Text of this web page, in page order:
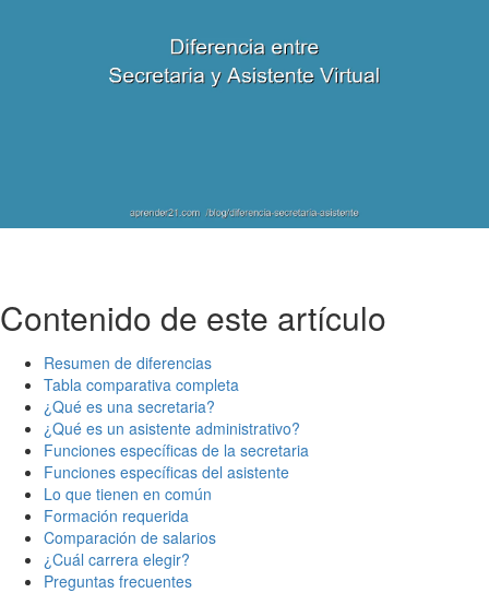
Contenido de este artículo
Resumen de diferencias
Tabla comparativa completa
¿Qué es una secretaria?
¿Qué es un asistente administrativo?
Funciones específicas de la secretaria
Funciones específicas del asistente
Lo que tienen en común
Formación requerida
Comparación de salarios
¿Cuál carrera elegir?
Preguntas frecuentes